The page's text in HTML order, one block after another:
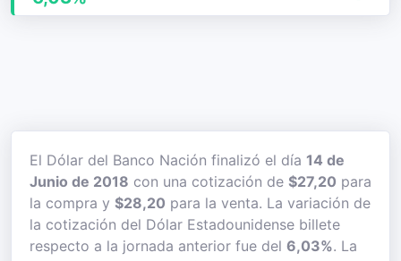
El Dólar del Banco Nación finalizó el día 14 de
Junio de 2018 con una cotización de $27,20 para
la compra y $28,20 para la venta. La variación de
la cotización del Dólar Estadounidense billete
respecto a la jornada anterior fue del 6,03%. La